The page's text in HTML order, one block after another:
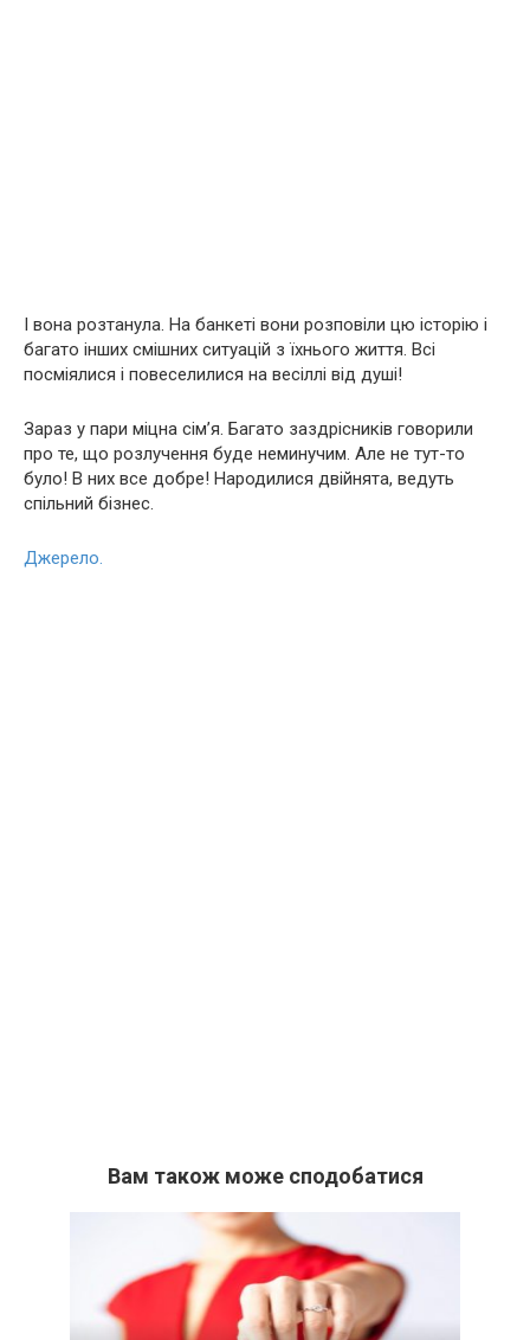
І вона розтанула. На банкеті вони розповіли цю історію і
багато інших смішних ситуацій з їхнього життя. Всі
посміялися і повеселилися на весіллі від душі!
Зараз у пари міцна сім’я. Багато заздрісників говорили
про те, що розлучення буде неминучим. Але не тут-то
було! В них все добре! Народилися двійнята, ведуть
спільний бізнес.
Джерело.
Вам також може сподобатися